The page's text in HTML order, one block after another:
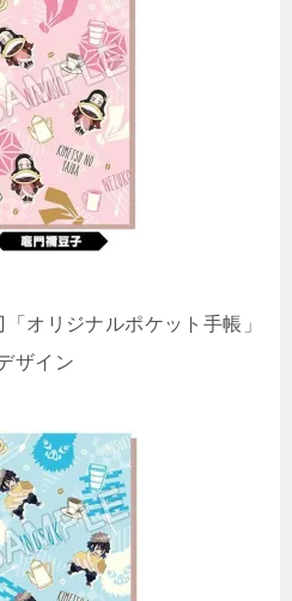
オリジナルポケット手帳」
ザイン